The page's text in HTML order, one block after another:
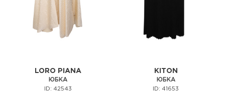
LORO PIANA
ЮБКА
ID: 42543
KITON
ЮБКА
ID: 41653